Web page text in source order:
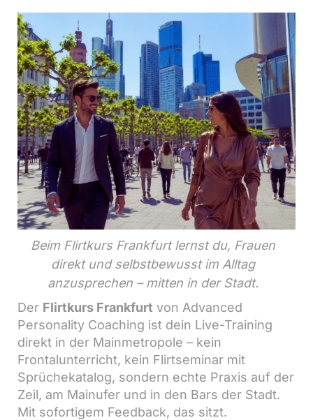
Beim Flirtkurs Frankfurt lernst du, Frauen
direkt und selbstbewusst im Alltag
anzusprechen – mitten in der Stadt.
Der Flirtkurs Frankfurt von Advanced
Personality Coaching ist dein Live-Training
direkt in der Mainmetropole – kein
Frontalunterricht, kein Flirtseminar mit
Sprüchekatalog, sondern echte Praxis auf der
Zeil, am Mainufer und in den Bars der Stadt.
Mit sofortigem Feedback, das sitzt.